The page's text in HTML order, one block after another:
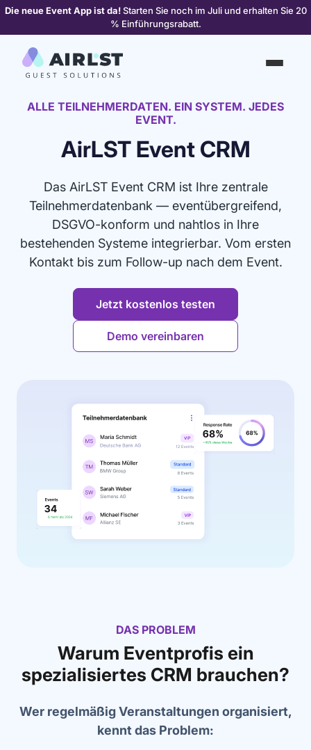
Die neue Event App ist da!Starten Sie noch im Juli und erhalten Sie 20
% Einführungsrabatt.
ALLE TEILNEHMERDATEN. EIN SYSTEM. JEDES
EVENT.
AirLST Event CRM
Das AirLST Event CRM ist Ihre zentrale
Teilnehmerdatenbank — eventübergreifend,
DSGVO-konform und nahtlos in Ihre
bestehenden Systeme integrierbar. Vom ersten
Kontakt bis zum Follow-up nach dem Event.
Jetzt kostenlos testen
Demo vereinbaren
DAS PROBLEM
Warum Eventprofis ein
spezialisiertes CRM brauchen?
Wer regelmäßig Veranstaltungen organisiert,
kennt das Problem: